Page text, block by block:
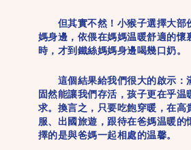
但其實不然！小猴子選擇大部
媽身邊，依偎在媽媽温暖舒適的懷
時，才到鐵絲媽媽身邊喝幾口奶。
這個結果給我們很大的啟示：
固然能讓我們存活，孩子更在乎温
求。換言之，只要吃飽穿暖，在高
服、出國旅遊，跟待在爸媽温暖的
擇的是與爸媽一起相處的温馨。